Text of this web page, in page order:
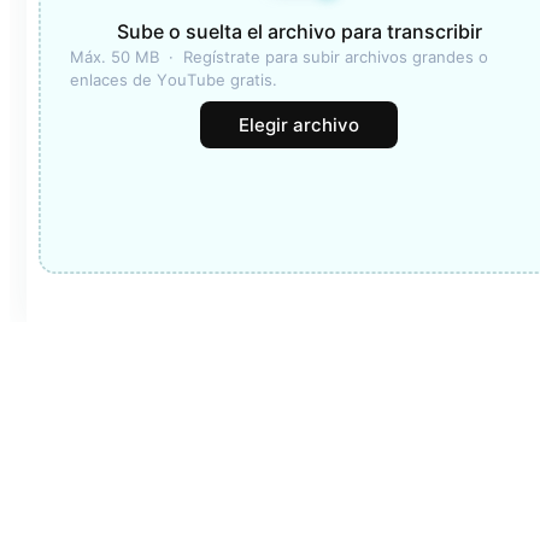
Sube o suelta el archivo para transcribir
Máx. 50 MB  ·  Regístrate para subir archivos grandes o
enlaces de YouTube gratis.
Elegir archivo